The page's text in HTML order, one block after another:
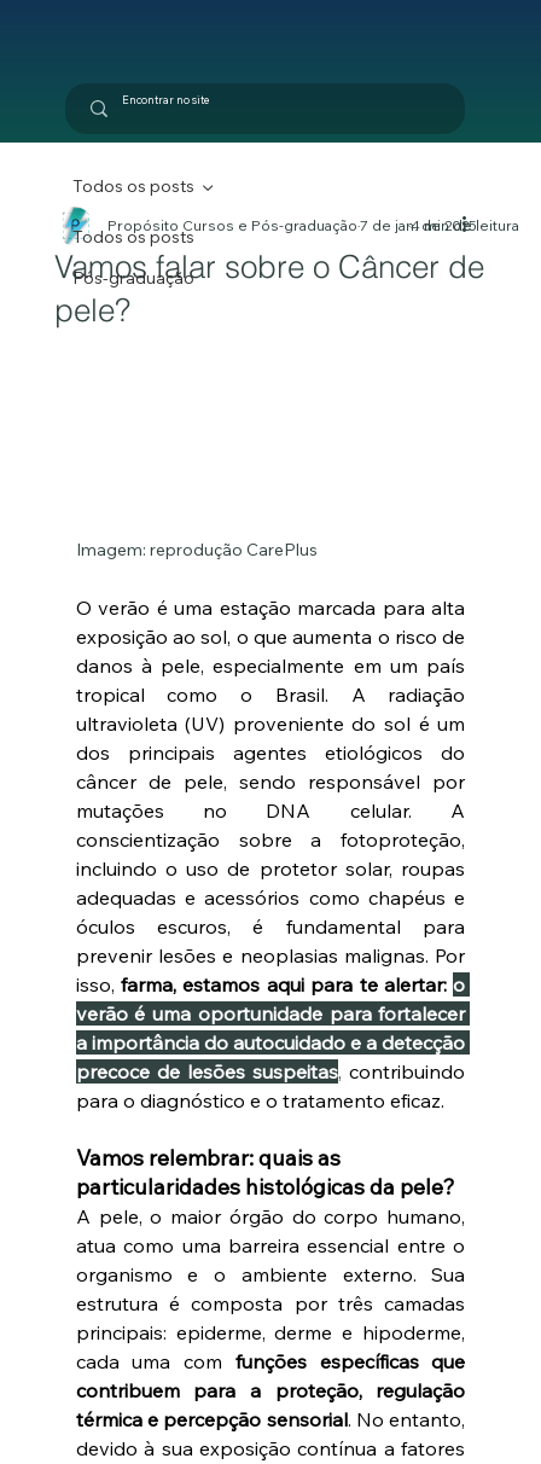
Todos os posts
Pós-graduação
Todos os posts
Vamos falar sobre o Câncer de
pele?
Propósito Cursos e Pós-graduação7 de jan. de 2025
4 min de leitura
Imagem: reprodução CarePlus
O verão é uma estação marcada para alta
exposição ao sol, o que aumenta o risco de
danos à pele, especialmente em um país
tropical como o Brasil. A radiação
ultravioleta (UV) proveniente do sol é um
dos principais agentes etiológicos do
câncer de pele, sendo responsável por
mutações no DNA celular. A
conscientização sobre a fotoproteção,
incluindo o uso de protetor solar, roupas
adequadas e acessórios como chapéus e
óculos escuros, é fundamental para
prevenir lesões e neoplasias malignas. Por
isso, farma, estamos aqui para te alertar: o
verão é uma oportunidade para fortalecer
a importância do autocuidado e a detecção
precoce de lesões suspeitas, contribuindo
para o diagnóstico e o tratamento eficaz.
Vamos relembrar: quais as
particularidades histológicas da pele?
A pele, o maior órgão do corpo humano,
atua como uma barreira essencial entre o
organismo e o ambiente externo. Sua
estrutura é composta por três camadas
principais: epiderme, derme e hipoderme,
cada uma com funções específicas que
contribuem para a proteção, regulação
térmica e percepção sensorial. No entanto,
devido à sua exposição contínua a fatores